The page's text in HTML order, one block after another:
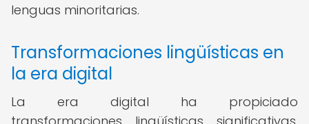
lenguas minoritarias.
Transformaciones lingüísticas en
la era digital
La era digital ha propiciado